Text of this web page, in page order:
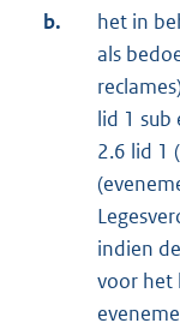
b.
het in
als
lid 1 sub
2.6 lid 1
indien
voor het